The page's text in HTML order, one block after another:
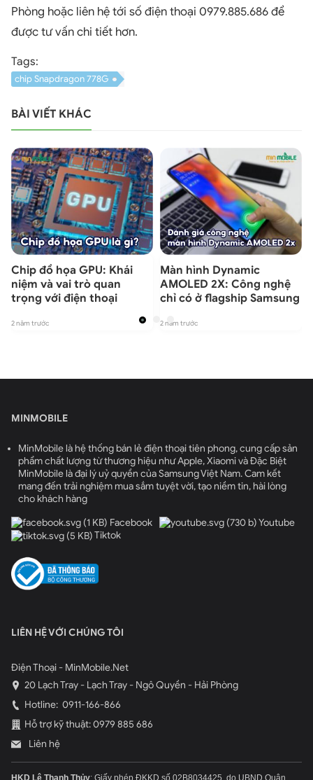
Phòng hoặc liên hệ tới số điện thoại 0979.885.686 để
được tư vấn chi tiết hơn.
Tags:
chip Snapdragon 778G
BÀI VIẾT KHÁC
Chip đồ họa GPU: Khái
niệm và vai trò quan
trọng với điện thoại
2 năm trước
Màn hình Dynamic
AMOLED 2X: Công nghệ
chỉ có ở flagship Samsung
2 năm trước
MINMOBILE
MinMobile là hệ thống bán lẻ điện thoại tiên phong, cung cấp sản
phẩm chất lượng từ thương hiệu như Apple, Xiaomi và Đặc Biệt
MinMobile là đại lý uỷ quyền của Samsung Việt Nam. Cam kết
mang đến trải nghiệm mua sắm tuyệt vời, tạo niềm tin, hài lòng
cho khách hàng
Facebook
Youtube
Tiktok
LIÊN HỆ VỚI CHÚNG TÔI
Điện Thoại - MinMobile.Net
20 Lạch Tray - Lạch Tray - Ngô Quyền - Hải Phòng
Hotline: 0911-166-866
Hỗ trợ kỹ thuật: 0979 885 686
Liên hệ
HKD Lê Thanh Thủy: Giấy phép ĐKKD số 02B8034425, do UBND Quận